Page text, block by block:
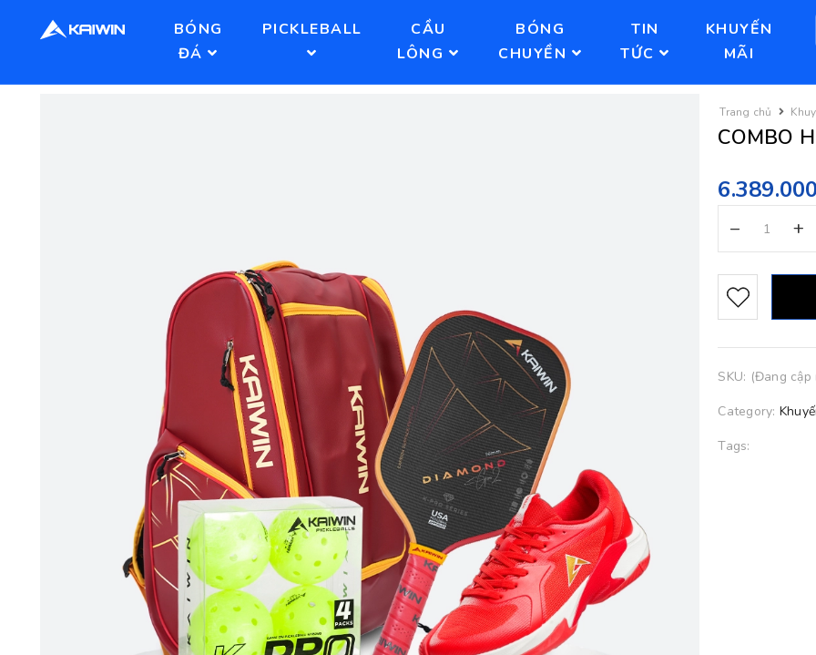
BÓNG
ĐÁ
PICKLEBALL
CẦU
LÔNG
BÓNG
CHUYỀN
TIN
TỨC
KHUYẾN
MÃI
Trang chủ
COMBO
– +
SKU: (Đang cập
Category:
Tags: